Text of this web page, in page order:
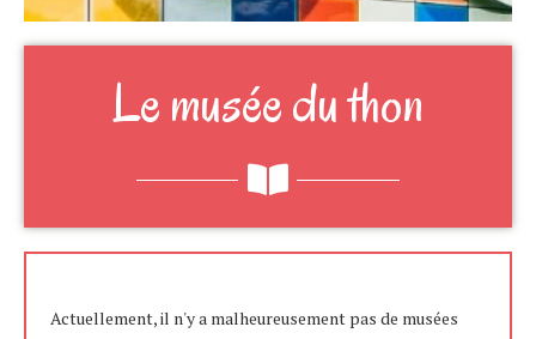
Le musée du thon
Actuellement, il n'y a malheureusement pas de musées